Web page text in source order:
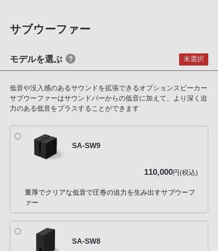
サブウーファー
モデルを選ぶ 未選択
低音や没入感のあるサウンドを拡張できるオプションスピーカー
サブウーファーはサウンドバーからの低音に加えて、より深く迫
力のある低音をプラスすることができます
SA-SW9
110,000円(税込)
重厚でクリアな低音で圧巻の迫力を生み出すサブウーフ
ァー
SA-SW8